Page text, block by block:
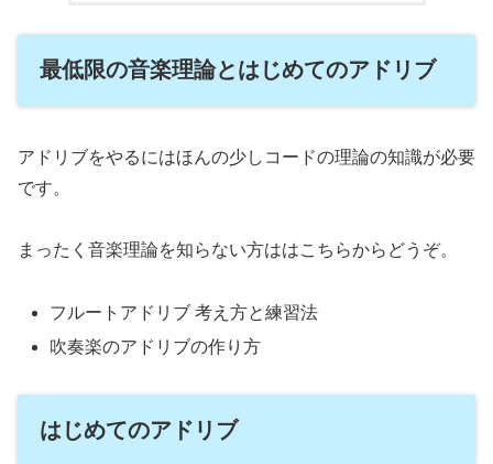
最低限の音楽理論とはじめてのアドリブ
アドリブをやるにはほんの少しコードの理論の知識が必要
です。
まったく音楽理論を知らない方ははこちらからどうぞ。
フルートアドリブ 考え方と練習法
吹奏楽のアドリブの作り方
はじめてのアドリブ